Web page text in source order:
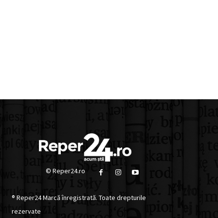
© Reper24.ro
® Reper24 Marcă înregistrată. Toate drepturile
rezervate